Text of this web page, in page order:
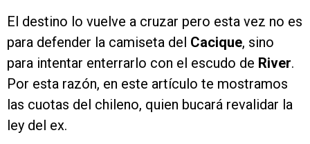
El destino lo vuelve a cruzar pero esta vez no es
para defender la camiseta del Cacique, sino
para intentar enterrarlo con el escudo de River.
Por esta razón, en este artículo te mostramos
las cuotas del chileno, quien bucará revalidar la
ley del ex.